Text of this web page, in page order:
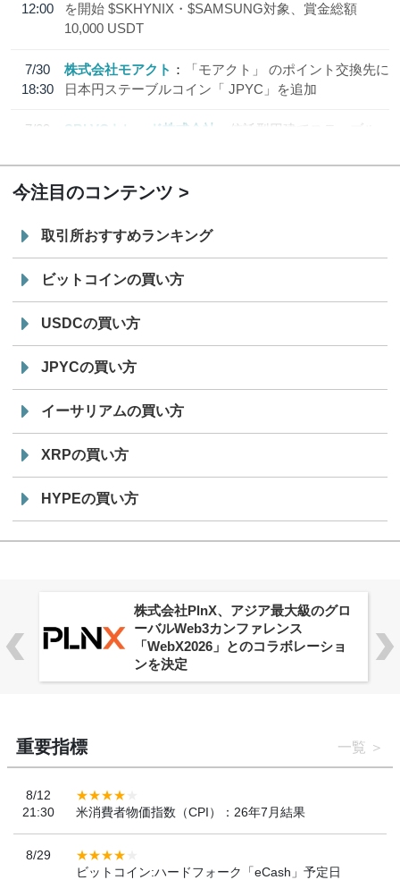
12:00
を開始 $SKHYNIX・$SAMSUNG対象、賞金総額
10,000 USDT
7/30
18:30
株式会社モアクト
「モアクト」 のポイント交換先に
日本円ステーブルコイン「 JPYC」を追加
7/29
SBI VCトレード株式会社
信託型円建てステーブル
今注目のコンテンツ
取引所おすすめランキング
ビットコインの買い方
USDCの買い方
JPYCの買い方
イーサリアムの買い方
XRPの買い方
HYPEの買い方
株式会社PlnX、アジア最大級のグロ
ーバルWeb3カンファレンス
「WebX2026」とのコラボレーショ
ンを決定
重要指標 一覧
8/12
21:30
米消費者物価指数（CPI）：26年7月結果
8/29
ビットコイン:ハードフォーク「eCash」予定日